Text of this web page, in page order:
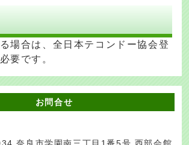
場合は、全日本テコンドー協会登
要です。
お問合せ